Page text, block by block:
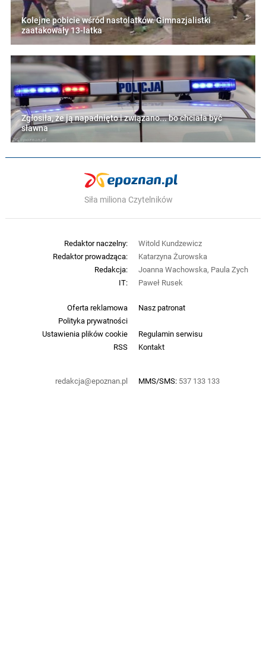
Kolejne pobicie wśród nastolatków. Gimnazjalistki
zaatakowały 13-latka
Zgłosiła, że ją napadnięto i związano... bo chciała być
sławna
Siła miliona Czytelników
Oferta reklamowa
Nasz patronat
Polityka prywatności
Ustawienia plików cookie
Regulamin serwisu
RSS
Kontakt
redakcja@epoznan.pl MMS/SMS: 537 133 133
Redaktor naczelny:
Witold Kundzewicz
Redaktor prowadząca:
Katarzyna Żurowska
Redakcja:
Joanna Wachowska, Paula Zych
IT:
Paweł Rusek